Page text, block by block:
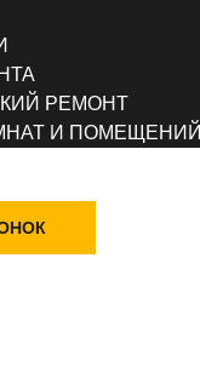
РЕМОНТ
И ПОМЕЩЕНИЙ